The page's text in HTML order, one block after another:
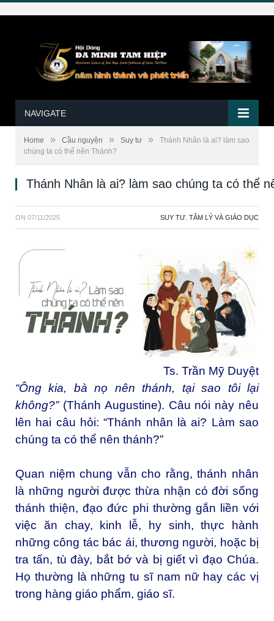
NAVIGATE
Home » Cầu nguyện » Suy tư »
Thánh Nhân là ai? làm sao
chúng ta có thể nên Thánh?
Thánh Nhân là ai? làm sao chúng ta có thể
ON 07/11/2025 SUY TƯ TÂM LÝ VÀ GIÁO DỤC
Ts. Trần Mỹ Duyệt
“Ông kia, bà nọ nên thánh, tại sao tôi lại
không?”(Thánh Augustine). Câu nói này nêu
lên hai câu hỏi: “Thánh nhân là ai? Làm sao
chúng ta có thể nên thánh?”
Quan niệm chung vẫn cho rằng, thánh nhân
là những người được thừa nhận có đời sống
thánh thiện, đạo đức phi thường gắn liền với
việc ăn chay, kinh lễ, hy sinh, thực hành
những công tác bác ái, thương người, hoặc bị
tra tấn, tù đày, bắt bớ và bị giết vì đạo Chúa.
Họ thường là những tu sĩ nam nữ hay các vị
trong hàng giáo phẩm, giáo sĩ.